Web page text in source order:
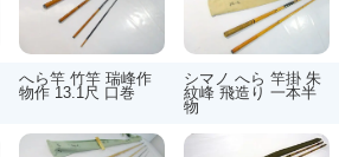
へら竿 竹竿 瑞峰作
物作 13.1尺 口巻
シマノ へら 竿掛 朱
紋峰 飛造り 一本半
物